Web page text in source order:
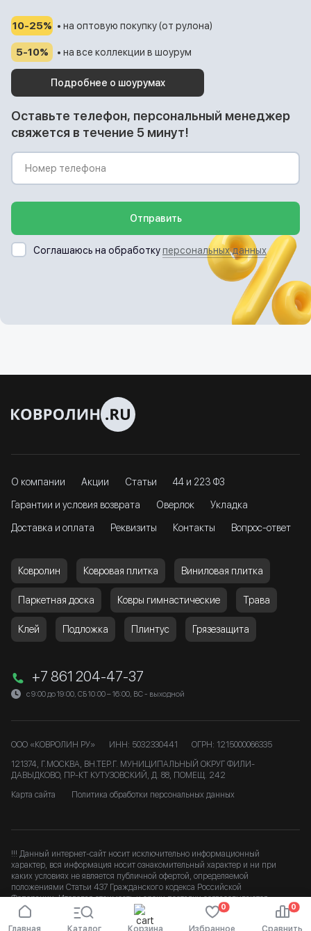
Главная Каталог Корзина
0
Избранное
0
Сравнить
10-25% • на оптовую покупку (от рулона)
5-10% • на все коллекции в шоурум
Подробнее о шоурумах
Оставьте телефон, персональный менеджер
свяжется в течение 5 минут!
Отправить
Соглашаюсь на обработкуперсональных данных
О компании Акции Статьи 44 и 223 ФЗ
Гарантии и условия возврата Оверлок Укладка
Доставка и оплата Реквизиты Контакты Вопрос-ответ
Ковролин Ковровая плитка Виниловая плитка
Паркетная доска Ковры гимнастические Трава
Клей Подложка Плинтус Грязезащита
+7 861 204-47-37
с 9:00 до 19:00, СБ 10:00 – 16:00, ВС - выходной
ООО «КОВРОЛИН РУ» ИНН: 5032330441
ОГРН: 1215000066335
121374, Г.МОСКВА, ВН.ТЕР.Г. МУНИЦИПАЛЬНЫЙ ОКРУГ ФИЛИ-
ДАВЫДКОВО, ПР-КТ КУТУЗОВСКИЙ, Д. 88, ПОМЕЩ. 242
Карта сайта
Политика обработки персональных данных
!!! Данный интернет-сайт носит исключительно информационный
характер, вся информация носит ознакомительный характер и ни при
каких условиях не является публичной офертой, определяемой
положениями Статьи 437 Гражданского кодекса Российской
Федерации. Итоговая стоимость и сроки доставки согласовываются
после подтверждения заказа. b